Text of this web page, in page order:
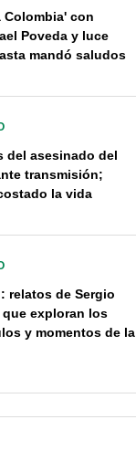
Colombia' con
Poveda y luce
mandó saludos
del asesinado del
transmisión;
la vida
relatos de Sergio
exploran los
y momentos de la